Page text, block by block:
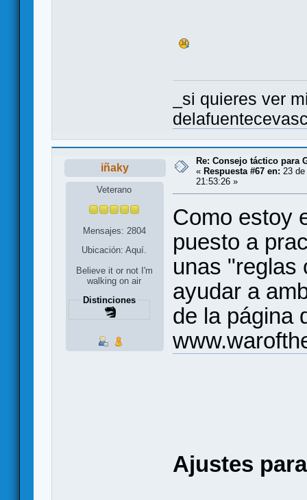
_si quieres ver
iñaky
Veterano
Mensajes: 2804
Ubicación: Aquí.
Believe it or not I'm
walking on air
Distinciones
Re: Consejo táctico para
« Respuesta #67 en: 23
21:53:26 »
Como estoy
puesto a
unas "reglas
ayudar a
de la página
Ajustes